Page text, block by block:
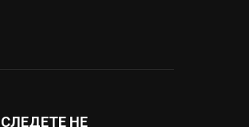
СЛЕДЕТЕ НЕ